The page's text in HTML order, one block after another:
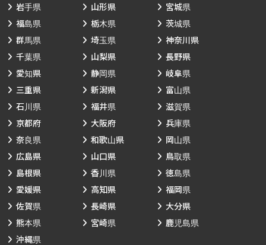
岩手県
山形県
宮城県
福島県
栃木県
茨城県
群馬県
埼玉県
神奈川県
千葉県
山梨県
長野県
愛知県
静岡県
岐阜県
三重県
新潟県
富山県
石川県
福井県
滋賀県
京都府
大阪府
兵庫県
奈良県
和歌山県
岡山県
広島県
山口県
鳥取県
島根県
香川県
徳島県
愛媛県
高知県
福岡県
佐賀県
長崎県
大分県
熊本県
宮崎県
鹿児島県
沖縄県